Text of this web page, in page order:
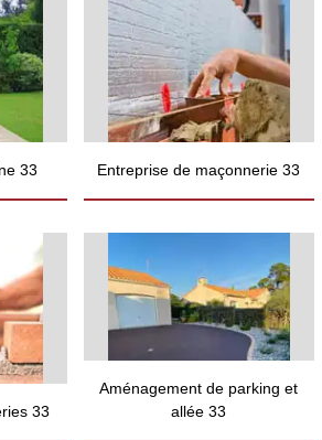
33 Entreprise de maçonnerie 33
33
Aménagement de parking et
allée 33